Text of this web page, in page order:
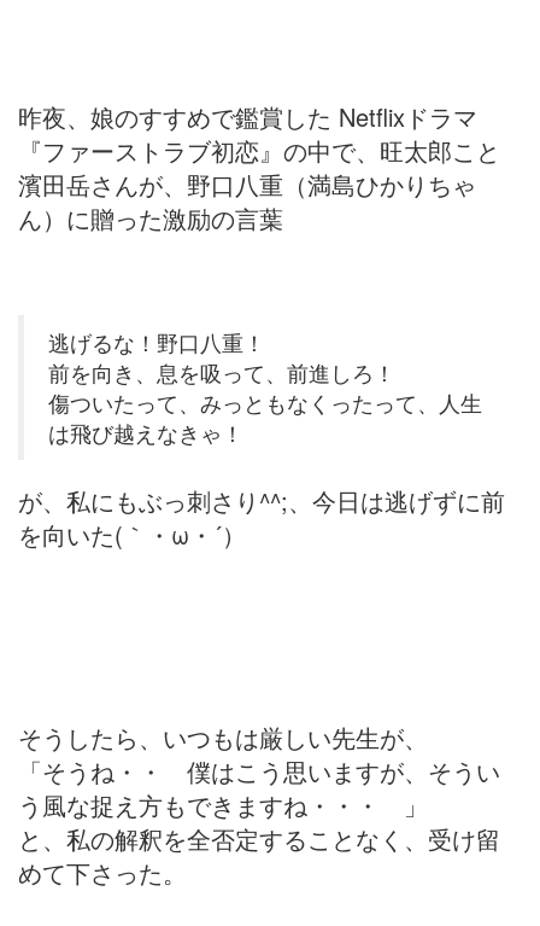
昨夜、娘のすすめで鑑賞した Netflixドラマ
『ファーストラブ初恋』の中で、旺太郎こと
濱田岳さんが、野口八重（満島ひかりちゃ
ん）に贈った激励の言葉
逃げるな！野口八重！
前を向き、息を吸って、前進しろ！
傷ついたって、みっともなくったって、人生
は飛び越えなきゃ！
が、私にもぶっ刺さり^^;、今日は逃げずに前
を向いた(｀・ω・´）
そうしたら、いつもは厳しい先生が、
「そうね・・ 僕はこう思いますが、そうい
う風な捉え方もできますね・・・ 」
と、私の解釈を全否定することなく、受け留
めて下さった。